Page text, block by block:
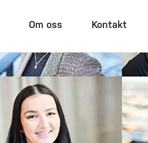
Om oss Kontakt